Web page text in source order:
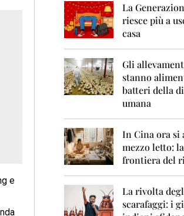
0
e
La
riesce più a
casa
Gli
stanno
batteri della
umana
In Cina ora si
mezzo letto:
frontiera del
La rivolta
scarafaggi: i